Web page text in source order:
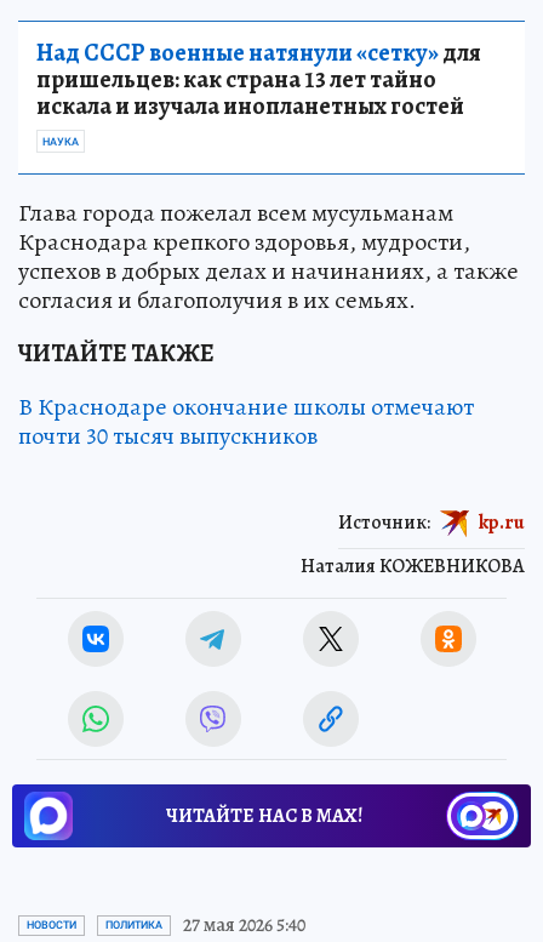
Над СССР военные натянули «сетку»для
пришельцев: как страна 13 лет тайно
искала и изучала инопланетных гостей
НАУКА
Глава города пожелал всем мусульманам
Краснодара крепкого здоровья, мудрости,
успехов в добрых делах и начинаниях, а также
согласия и благополучия в их семьях.
ЧИТАЙТЕ ТАКЖЕ
В Краснодаре окончание школы отмечают
почти 30 тысяч выпускников
Наталия КОЖЕВНИКОВА
Источник: kp.ru
ЧИТАЙТЕ НАС В МАХ!
НОВОСТИ ПОЛИТИКА 27 мая 2026 5:40